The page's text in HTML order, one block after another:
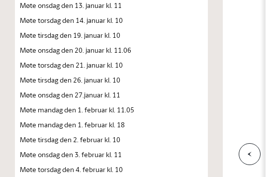
Møte onsdag den 13. januar kl. 11
Møte torsdag den 14. januar kl. 10
Møte tirsdag den 19. januar kl. 10
Møte onsdag den 20. januar kl. 11.06
Møte torsdag den 21. januar kl. 10
Møte tirsdag den 26. januar kl. 10
Møte onsdag den 27.januar kl. 11
Møte mandag den 1. februar kl. 11.05
Møte mandag den 1. februar kl. 18
Møte tirsdag den 2. februar kl. 10
Møte onsdag den 3. februar kl. 11
Møte torsdag den 4. februar kl. 10
F
o
rr
i
g
e
s
i
de